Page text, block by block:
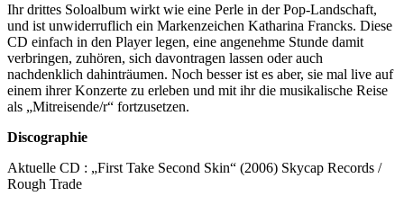
Ihr drittes Soloalbum wirkt wie eine Perle in der Pop-Landschaft,
und ist unwiderruflich ein Markenzeichen Katharina Francks. Diese
CD einfach in den Player legen, eine angenehme Stunde damit
verbringen, zuhören, sich davontragen lassen oder auch
nachdenklich dahinträumen. Noch besser ist es aber, sie mal live auf
einem ihrer Konzerte zu erleben und mit ihr die musikalische Reise
als „Mitreisende/r“ fortzusetzen.
Discographie
Aktuelle CD : „First Take Second Skin“ (2006) Skycap Records /
Rough Trade